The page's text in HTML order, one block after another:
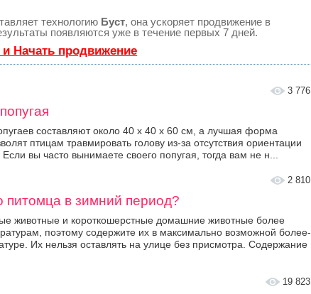
технологию Буст, она ускоряет продвижение в
появляются уже в течение первых 7 дней.
и Начать продвижение
3 776
составляют около 40 x 40 x 60 см, а лучшая форма
птицам травмировать голову из-за отсутствия ориентации
вы часто вынимаете своего попугая, тогда вам не н...
2 810
питомца в зимний период?
животные и короткошерстные домашние животные более
поэтому содержите их в максимально возможной более-
Их нельзя оставлять на улице без присмотра. Содержание
19 823